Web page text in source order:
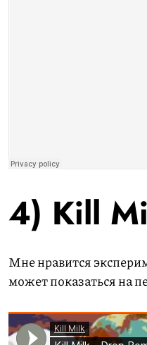
4) Kill
Мне нравится
может показаться на